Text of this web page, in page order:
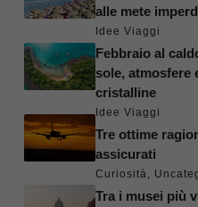
alle mete
Idee Viaggi
Febbraio al
sole, atmosfere
cristalline
Idee Viaggi
Tre ottime
assicurati
Curiosità,
Tra i musei più